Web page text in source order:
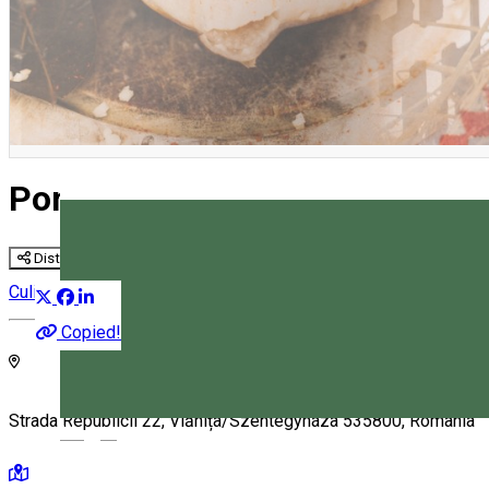
Magyar
Pomana Porcului din Vlăhița
Distribuie
Copied!
Culinar
Strada Republicii 22, Vlăhița/Szentegyháza 535800, Romania